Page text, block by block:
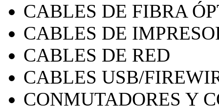
CABLES DE FIBRA
CABLES DE
CABLES DE RED
CABLES USB/
CONMUTADORES Y